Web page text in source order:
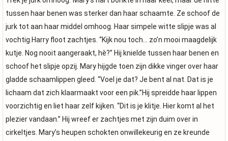
tussen haar benen was sterker dan haar schaamte. Ze schoof de
jurk tot aan haar middel omhoog. Haar simpele witte slipje was al
vochtig.Harry floot zachtjes. “Kijk nou toch… zo’n mooi maagdelijk
kutje. Nog nooit aangeraakt, hè?” Hij knielde tussen haar benen en
schoof het slipje opzij. Mary hijgde toen zijn dikke vinger over haar
gladde schaamlippen gleed. “Voel je dat? Je bent al nat. Dat is je
lichaam dat zich klaarmaakt voor een pik.”Hij spreidde haar lippen
voorzichtig en liet haar zelf kijken. “Dit is je klitje. Hier komt al het
plezier vandaan.” Hij wreef er zachtjes met zijn duim over in
cirkeltjes. Mary’s heupen schokten onwillekeurig en ze kreunde